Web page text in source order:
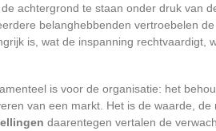
achtergrond te staan onder druk van
belanghebbenden vertroebelen
is, wat de inspanning rechtvaardigt,
is voor de organisatie: het
van een markt. Het is de waarde, de
daarentegen vertalen de